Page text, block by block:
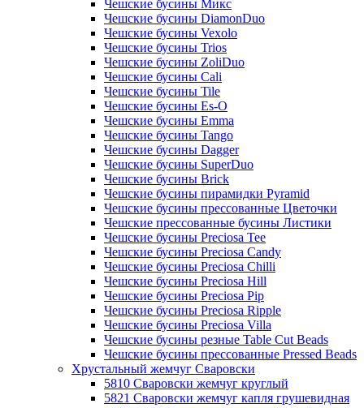
Чешские бусины Микс
Чешские бусины DiamonDuo
Чешские бусины Vexolo
Чешские бусины Trios
Чешские бусины ZoliDuo
Чешские бусины Cali
Чешские бусины Tile
Чешские бусины Es-O
Чешские бусины Emma
Чешские бусины Tango
Чешские бусины Dagger
Чешские бусины SuperDuo
Чешские бусины Brick
Чешские бусины пирамидки Pyramid
Чешские бусины прессованные Цветочки
Чешские прессованные бусины Листики
Чешские бусины Preciosa Tee
Чешские бусины Preciosa Candy
Чешские бусины Preciosa Chilli
Чешские бусины Preciosa Hill
Чешские бусины Preciosa Pip
Чешские бусины Preciosa Ripple
Чешские бусины Preciosa Villa
Чешские бусины резные Table Cut Beads
Чешские бусины прессованные Pressed Beads
Хрустальный жемчуг Сваровски
5810 Сваровски жемчуг круглый
5821 Сваровски жемчуг капля грушевидная